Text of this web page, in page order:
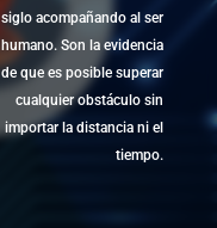
siglo acompañando al ser
humano. Son la evidencia
de que es posible superar
cualquier obstáculo sin
importar la distancia ni el
tiempo.